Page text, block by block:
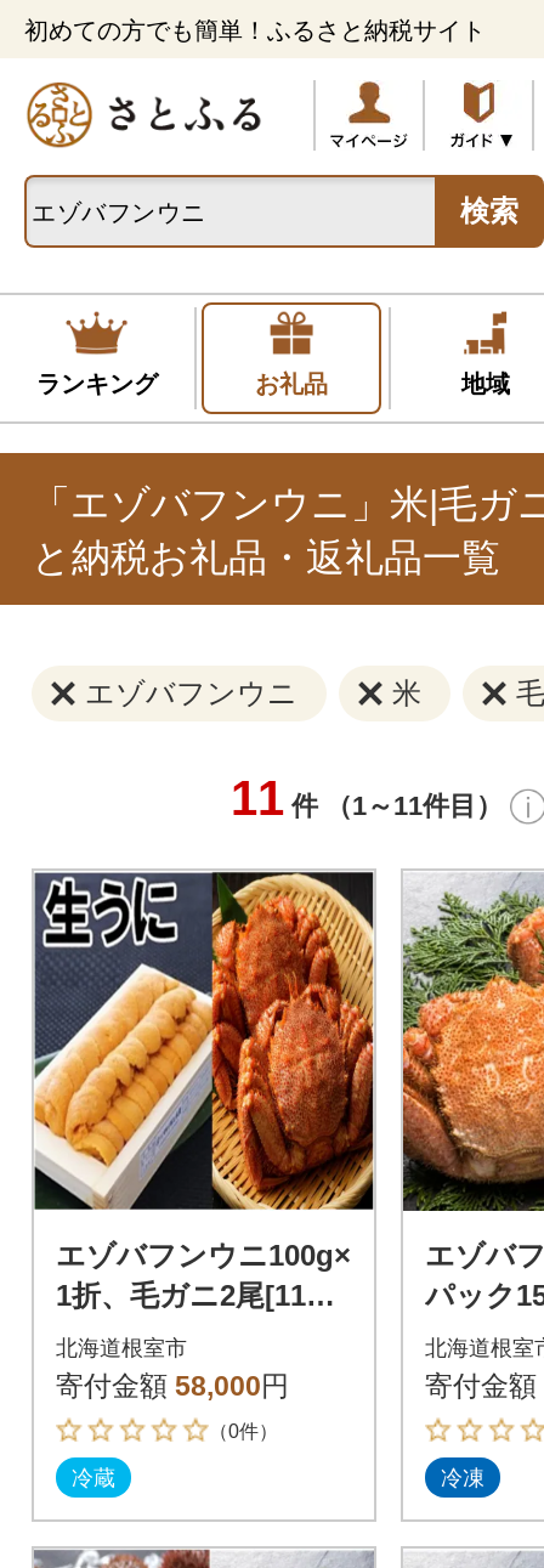
初めての方でも簡単！ふるさと納税サイト
検索
ランキング お礼品 地域
「エゾバフンウニ」米|毛ガ
と納税お礼品・返礼品一覧
エゾバフンウニ 米
11 件 （1～11件目）
エゾバフンウニ100g×
1折、毛ガニ2尾[11月
中旬以降発送] D-7106
3
北海道根室市
寄付金額 58,000円
（0件）
冷蔵
エゾバ
パック
ガニ2尾
発送] E-
北海道根室
寄付金額
冷凍